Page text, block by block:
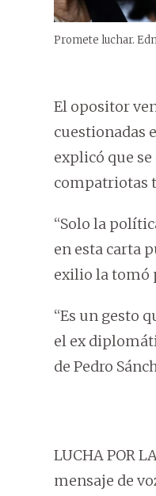
Promete luchar.
El opositor
cuestionadas
explicó que se
compatriotas
“Solo la
en esta carta
exilio la tomó
“Es un gesto
el ex
de Pedro
LUCHA POR
mensaje de